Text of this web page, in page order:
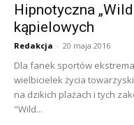
Hipnotyczna
kąpielowych
Redakcja - 20 maja 2016
Dla fanek sportów
wielbicielek życia
na dzikich plażach i tych
"Wild...